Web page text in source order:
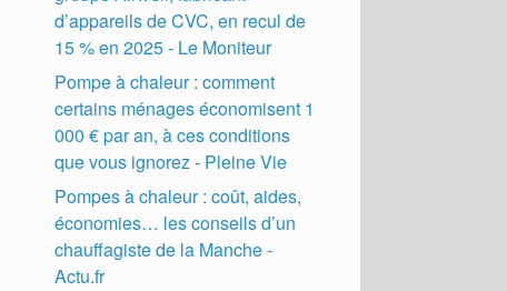
d’appareils de CVC, en recul de
15 % en 2025 - Le Moniteur
Pompe à chaleur : comment
certains ménages économisent 1
000 € par an, à ces conditions
que vous ignorez - Pleine Vie
Pompes à chaleur : coût, aides,
économies… les conseils d’un
chauffagiste de la Manche -
Actu.fr